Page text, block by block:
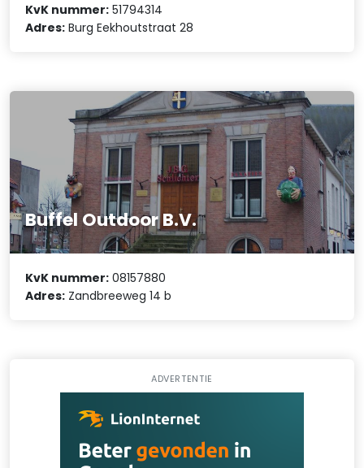
KvK nummer: 51794314
Adres: Burg Eekhoutstraat 28
Buffel Outdoor B.V.
KvK nummer: 08157880
Adres: Zandbreeweg 14 b
ADVERTENTIE